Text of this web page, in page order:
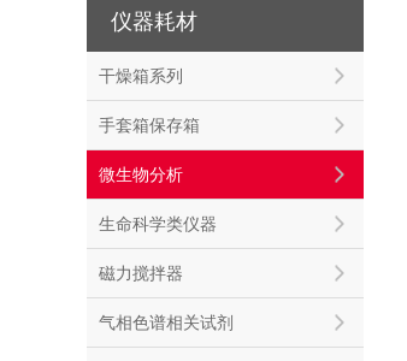
仪器耗材
干燥箱系列
手套箱保存箱
微生物分析
生命科学类仪器
磁力搅拌器
气相色谱相关试剂